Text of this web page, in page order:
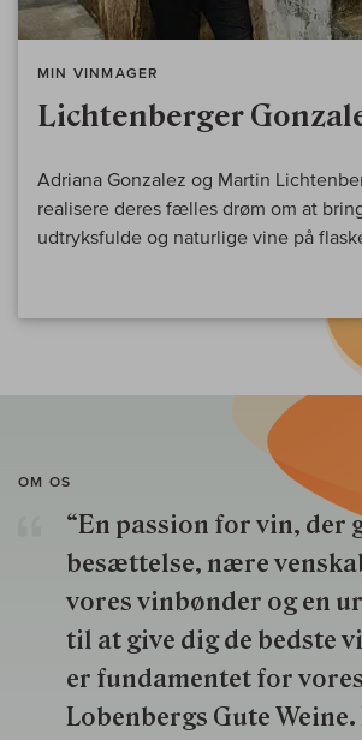
MIN VINMAGER
Lichtenberger
Adriana Gonzalez og Martin
realisere deres fælles drøm om at
udtryksfulde og naturlige vine på
OM OS
“En passion for vin,
besættelse, nære
vores vinbønder og en
til at give dig de bedste
er fundamentet for
Lobenbergs Gute